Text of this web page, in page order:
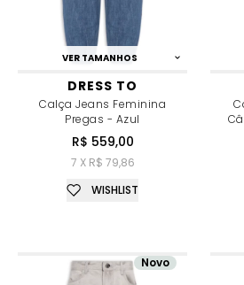
VER TAMANHOS
DRESS TO
Calça Jeans Feminina
Pregas - Azul
R$ 559,00
7 X R$ 79,86
WISHLIST
Novo